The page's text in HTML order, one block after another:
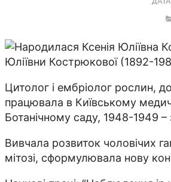
Юліївни Кострюкової (1892-
Цитолог і ембріолог рос­­лин,
працювала в Київському
Ботанічному саду, 1948-1949 –
Вивчала розвиток чоловічих
мітозі, сформулювала нову